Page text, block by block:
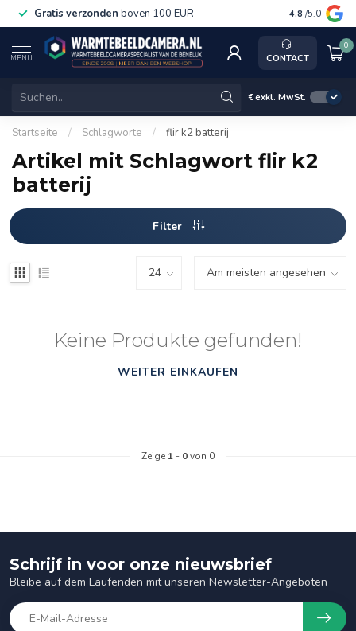
Gratis verzonden boven 100 EUR Service,
4.8 /5.0
MENU CONTACT
0
€exkl. MwSt.
Startseite / Schlagworte / flir k2 batterij
Artikel mit Schlagwort flir k2
batterij
Filter
Keine Produkte gefunden!
WEITER EINKAUFEN
Zeige 1 - 0von 0
Schrijf in voor onze nieuwsbrief
Bleibe auf dem Laufenden mit unseren Newsletter-Angeboten